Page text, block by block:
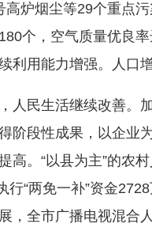
炉烟尘等29个重点
个，空气质量优良
利用能力增强。人口
民生活继续改善。加
阶段性成果，以企业
高。“以县为主”的农
行“两免一补”资金
，全市广播电视混合